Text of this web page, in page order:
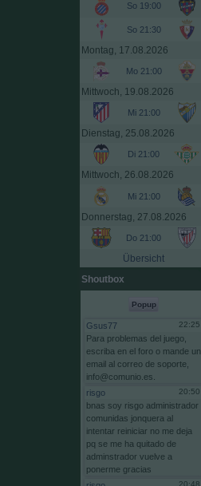
So 19:00
So 21:30
Montag, 17.08.2026
Mo 21:00
Mittwoch, 19.08.2026
Mi 21:00
Dienstag, 25.08.2026
Di 21:00
Mittwoch, 26.08.2026
Mi 21:00
Donnerstag, 27.08.2026
Do 21:00
Übersicht
Shoutbox
Popup
22:25
Gsus77
Para problemas del juego,
escriba en el foro o mande un
email al correo de soporte,
info@comunio.es.
20:50
risgo
bnas soy risgo administrador
comunidas jonquera al
intentar reiniciar no me deja
pq se me ha quitado de
adminstrador vuelve a
ponerme gracias
20:48